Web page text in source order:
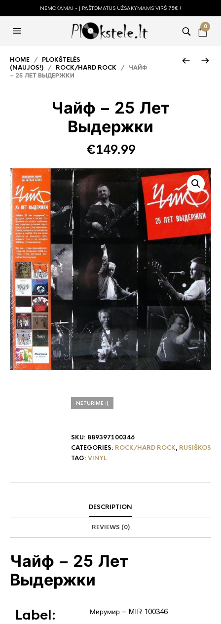
NEMOKAMAI - Į PAŠTOMATUS UŽSAKYMAMS VIRŠ 75€ !
0
HOME / PLOKŠTELĖS
(NAUJOS!) / ROCK/HARD ROCK / ЧАЙФ
– 25 ЛЕТ ВЫДЕРЖКИ
Чайф – 25 Лет
Выдержки
€149.99
NETURIME :(
SKU: 889397100346
CATEGORIES: ROCK/HARD ROCK, RUSIŠKOS
TAG: VINYL
DESCRIPTION
REVIEWS (0)
Чайф – 25 Лет
Выдержки
Label: Мирумир – MIR 100346